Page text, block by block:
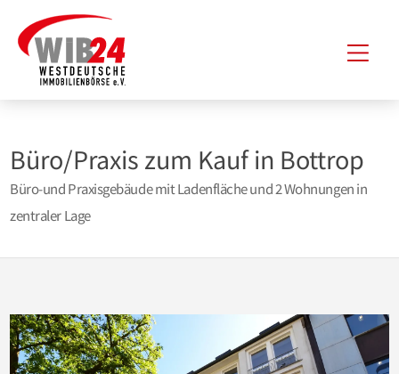
Inhalt
springen
Büro/Praxis zum Kauf in Bottrop
Büro-und Praxisgebäude mit Ladenfläche und 2 Wohnungen in
zentraler Lage